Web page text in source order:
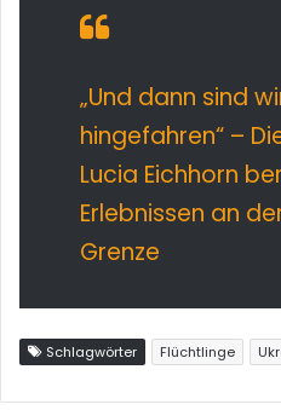
„Und dann sind
hingefahren“ –
Lucia Eichhorn
Erlebnissen an
Grenze
Schlagwörter Flüchtlinge